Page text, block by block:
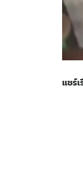
แชร์